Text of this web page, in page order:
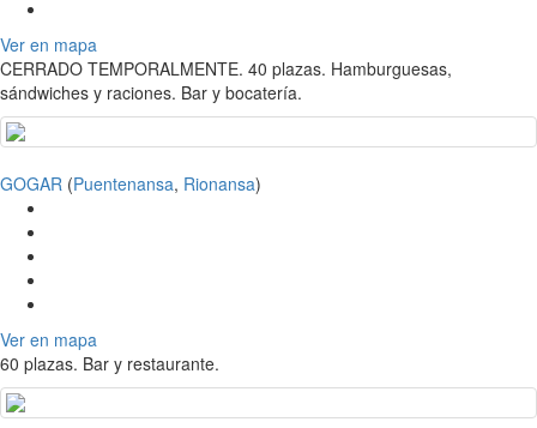
Ver en mapa
CERRADO TEMPORALMENTE. 40 plazas. Hamburguesas,
sándwiches y raciones. Bar y bocatería.
GOGAR (Puentenansa, Rionansa)
Ver en mapa
60 plazas. Bar y restaurante.